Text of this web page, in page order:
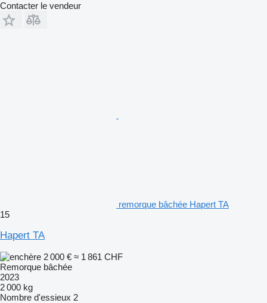
Contacter le vendeur
remorque bâchée Hapert TA
15
Hapert TA
2 000 € ≈ 1 861 CHF
Remorque bâchée
2023
2 000 kg
Nombre d'essieux 2